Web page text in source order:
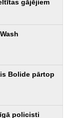
gājējiem
Bolide pārtop
policisti